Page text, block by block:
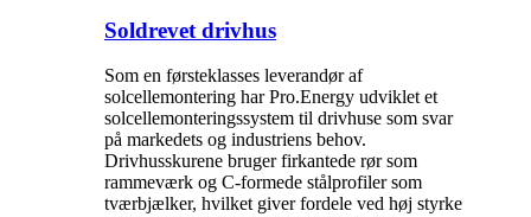
Soldrevet drivhus
Som en førsteklasses leverandør af
solcellemontering har Pro.Energy udviklet et
solcellemonteringssystem til drivhuse som svar
på markedets og industriens behov.
Drivhusskurene bruger firkantede rør som
rammeværk og C-formede stålprofiler som
tværbjælker, hvilket giver fordele ved høj styrke